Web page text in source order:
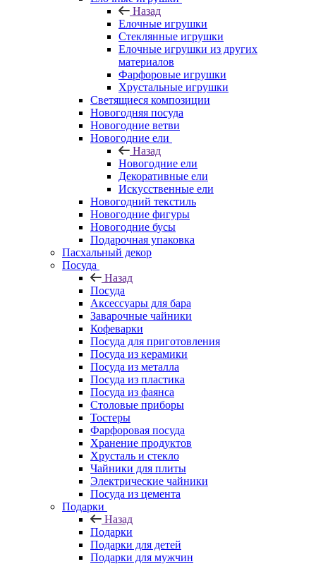
Назад
Елочные игрушки
Стеклянные игрушки
Елочные игрушки из других
материалов
Фарфоровые игрушки
Хрустальные игрушки
Светящиеся композиции
Новогодняя посуда
Новогодние ветви
Новогодние ели
Назад
Новогодние ели
Декоративные ели
Искусственные ели
Новогодний текстиль
Новогодние фигуры
Новогодние бусы
Подарочная упаковка
Пасхальный декор
Посуда
Назад
Посуда
Аксессуары для бара
Заварочные чайники
Кофеварки
Посуда для приготовления
Посуда из керамики
Посуда из металла
Посуда из пластика
Посуда из фаянса
Столовые приборы
Тостеры
Фарфоровая посуда
Хранение продуктов
Хрусталь и стекло
Чайники для плиты
Электрические чайники
Посуда из цемента
Подарки
Назад
Подарки
Подарки для детей
Подарки для мужчин